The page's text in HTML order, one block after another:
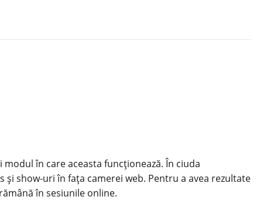
în care aceasta funcționează. În ciuda
show-uri în fața camerei web. Pentru a avea rezultate
în sesiunile online.